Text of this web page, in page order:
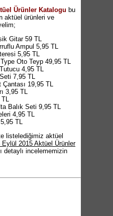
Ürünler Katalogu bu
aktüel ürünleri ve
Gitar 59 TL
Ampul 5,95 TL
5,95 TL
Oto Teyp 49,95 TL
4,95 TL
7,95 TL
Çantası 19,95 TL
3,95 TL
TL
Balık Seti 9,95 TL
4,95 TL
TL
listelediğimiz aktüel
Eylül 2015 Aktüel Ürünler
detaylı incelememizin